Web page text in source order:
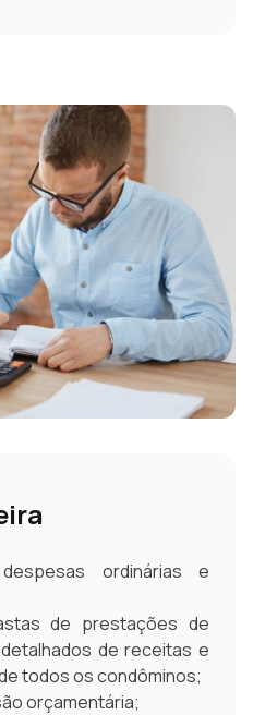
ordinárias e
de prestações de
de receitas e
todos os condôminos;
orçamentária;